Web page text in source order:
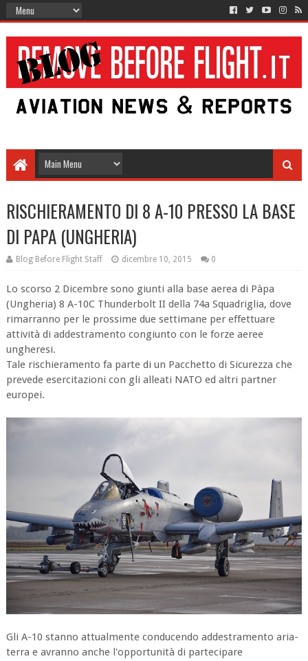
RISCHIERAMENTO DI 8 A-10 PRESSO LA BASE
DI PAPA (UNGHERIA)
Blog Before Flight Staff dicembre 10, 2015 0
Lo scorso 2 Dicembre sono giunti alla base aerea di Pàpa
(Ungheria) 8 A-10C Thunderbolt II della 74a Squadriglia, dove
rimarranno per le prossime due settimane per effettuare
attività di addestramento congiunto con le forze aeree
ungheresi.
Tale rischieramento fa parte di un Pacchetto di Sicurezza che
prevede esercitazioni con gli alleati NATO ed altri partner
europei.
Gli A-10 stanno attualmente conducendo addestramento aria-
terra e avranno anche l'opportunità di partecipare